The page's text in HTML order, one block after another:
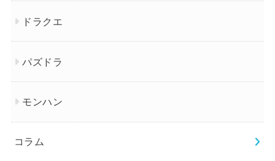
ドラクエ
パズドラ
モンハン
コラム